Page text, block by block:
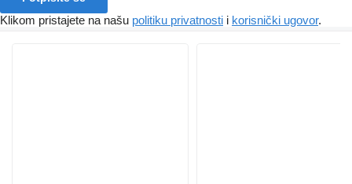
Klikom pristajete na našu politiku privatnosti i korisnički ugovor.